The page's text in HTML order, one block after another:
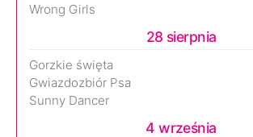
Wrong Girls
28 sierpnia
Gorzkie święta
Gwiazdozbiór Psa
Sunny Dancer
4 września